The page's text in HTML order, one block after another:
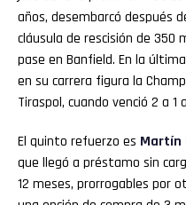
años, desembarcó después
cláusula de rescisión de 350
pase en Banfield. En la
en su carrera figura la
Tiraspol, cuando venció 2 a 1
El quinto refuerzo es Martín
que llegó a préstamo sin
12 meses, prorrogables por